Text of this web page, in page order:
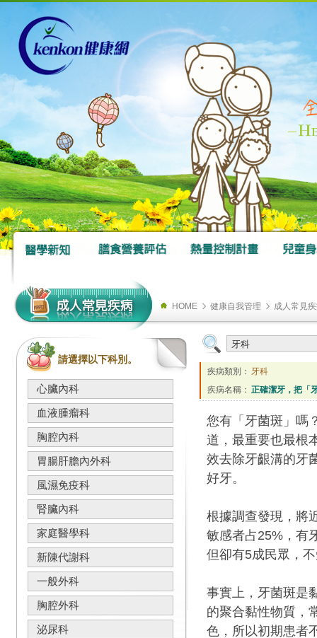
HOME 健康自我管理 成人常見
請選擇以下科別。
心臟內科
血液腫瘤科
胸腔內科
胃腸肝膽內外科
風濕免疫科
腎臟內科
家庭醫學科
新陳代謝科
一般外科
胸腔外科
泌尿科
疾病類別： 牙科
疾病名稱： 正確潔牙，把「
您有「牙菌斑」嗎
道，最重要也最根
效去除牙齦溝的牙
好牙。
根據調查發現，將
敏感者占25%，有
但卻有5成民眾，
事實上，牙菌斑是
的聚合黏性物質，
色，所以初期患者